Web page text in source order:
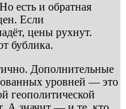
есть и обратная
Если
цены рухнут.
бублика.
Дополнительные
уровней — это
геополитической